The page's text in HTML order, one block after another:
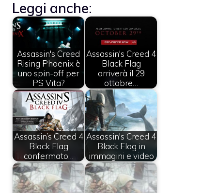
Leggi anche:
Assassin's Creed
Rising Phoenix è
uno spin-off per
PS Vita?
Assassin's Creed 4
Black Flag
arriverà il 29
ottobre…
Assassin’s Creed 4
Black Flag
confermato…
Assassin's Creed 4
Black Flag in
immagini e video